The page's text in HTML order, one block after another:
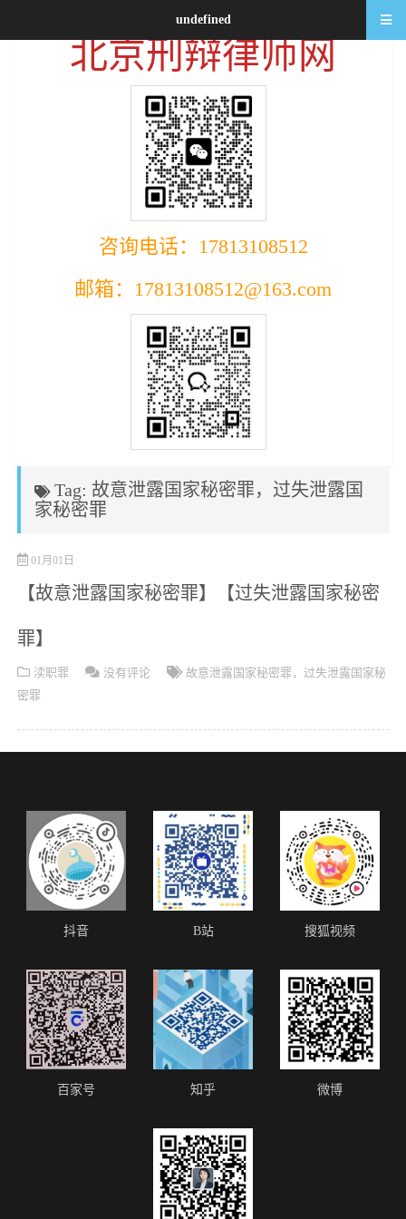
北京刑辩律师网
咨询电话：17813108512
邮箱：17813108512@163.com
Tag: 故意泄露国家秘密罪，过失泄露国
家秘密罪
01月01日
【故意泄露国家秘密罪】【过失泄露国家秘密
罪】
渎职罪 没有评论
故意泄露国家秘密罪，过失泄露国家秘
密罪
抖音 B站 搜狐视频
百家号 知乎 微博
undefined